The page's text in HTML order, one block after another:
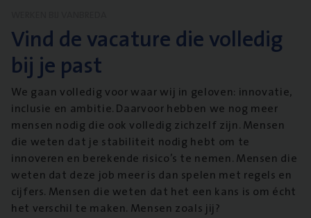
Vind de vacature die volledig
bij je past
We gaan volledig voor waar wij in geloven: innovatie,
inclusie en ambitie. Daarvoor hebben we nog meer
mensen nodig die ook volledig zichzelf zijn. Mensen
die weten dat je stabiliteit nodig hebt om te
innoveren en berekende risico’s te nemen. Mensen die
weten dat deze job meer is dan spelen met regels en
cijfers. Mensen die weten dat het een kans is om écht
het verschil te maken. Mensen zoals jij?